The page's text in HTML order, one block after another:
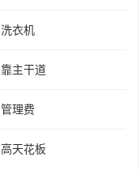
洗衣机
靠主干道
管理费
高天花板